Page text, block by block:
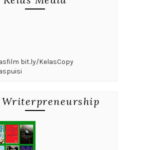
bit.ly/KelasCopy
Writerpreneurship